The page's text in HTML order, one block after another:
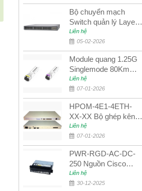
switch Juniper
Networks EX4400
Bộ chuyển mạch
Switch quản lý Layer 3
Juniper QFX5100-48S
Liên hệ
05-02-2026
Module quang 1.25G
Singlemode 80Km
UPCOM MWS-12-45-
80AD/MWS-12-54-
80BD
Liên hệ
07-01-2026
HPOM-4E1-4ETH-
XX-XX Bộ ghép kênh
quang quản lý SDH
4E1+4ETH+RS232
Liên hệ
07-01-2026
PWR-RGD-AC-DC-
250 Nguồn Cisco
Industrial 250W
PoE/PoE+
Liên hệ
30-12-2025